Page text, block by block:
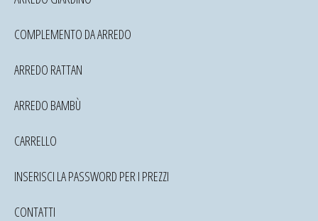
COMPLEMENTO DA ARREDO
ARREDO RATTAN
ARREDO BAMBÙ
CARRELLO
INSERISCI LA PASSWORD PER I PREZZI
CONTATTI